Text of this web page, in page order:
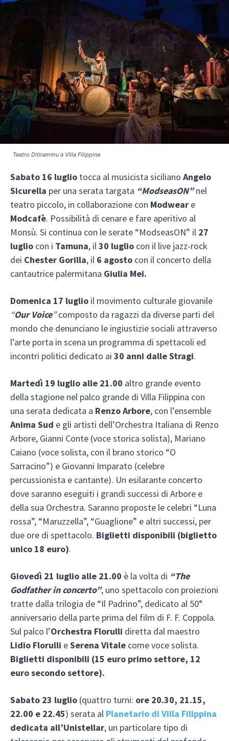
Teatro Ditirammu a Villa Filippina
Sabato 16 luglio tocca al musicista siciliano Angelo
Sicurella per una serata targata “ModseasON”nel
teatro piccolo, in collaborazione con Modwear e
Modcafè. Possibilità di cenare e fare aperitivo al
Monsù. Si continua con le serate “ModseasON” il 27
luglio con i Tamuna, il30 luglio con il live jazz-rock
dei Chester Gorilla, il 6 agosto con il concerto della
cantautrice palermitana Giulia Mei.
Domenica 17 luglio il movimento culturale giovanile
“Our Voice”composto da ragazzi da diverse parti del
mondo che denunciano le ingiustizie sociali attraverso
l’arte porta in scena un programma di spettacoli ed
incontri politici dedicato ai 30 anni dalle Stragi.
Martedì 19 luglio alle 21.00 altro grande evento
della stagione nel palco grande di Villa Filippina con
una serata dedicata a Renzo Arbore, con l’ensemble
Anima Sud e gli artisti dell’Orchestra Italiana di Renzo
Arbore, Gianni Conte (voce storica solista), Mariano
Caiano (voce solista, con il brano storico “O
Sarracino”) e Giovanni Imparato (celebre
percussionista e cantante). Un esilarante concerto
dove saranno eseguiti i grandi successi di Arbore e
della sua Orchestra. Saranno proposte le celebri “Luna
rossa”, “Maruzzella”, “Guaglione” e altri successi, per
due ore di spettacolo. Biglietti disponibili (biglietto
unico 18 euro).
Giovedì 21 luglio alle 21.00 è la volta di “The
Godfather in concerto”, uno spettacolo con proiezioni
tratte dalla trilogia de “Il Padrino”, dedicato al 50°
anniversario della parte prima del film di F. F. Coppola.
Sul palco l’Orchestra Florulli diretta dal maestro
Lidio Florulli eSerena Vitale come voce solista.
Biglietti disponibili (15 euro primo settore, 12
euro secondo settore).
Sabato 23 luglio (quattro turni: ore 20.30, 21.15,
22.00 e 22.45) serata al Planetario di Villa Filippina
dedicata all’Unistellar, un particolare tipo di